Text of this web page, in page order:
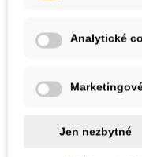
barvivy na vodní
Vhodné pro děti
PlanToys.
Analytické
Jen nezbytné